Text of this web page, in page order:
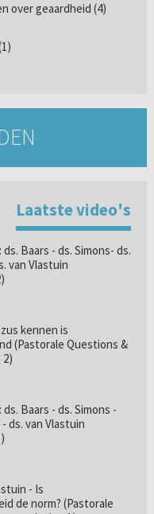
over geaardheid (4)
Laatste video's
Baars - ds. Simons- ds.
van Vlastuin
kennen is
(Pastorale Questions &
Baars - ds. Simons -
ds. van Vlastuin
- Is
de norm? (Pastorale